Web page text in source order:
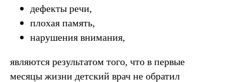
дефекты речи,
плохая память,
нарушения внимания,
являются результатом того, что в первые
месяцы жизни детский врач не обратил